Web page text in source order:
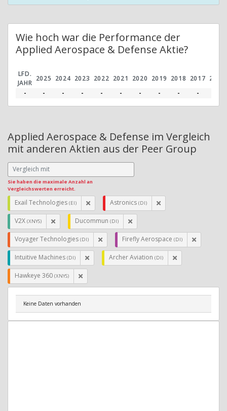
Wie hoch war die Performance der
Applied Aerospace & Defense Aktie?
LFD.
JAHR
2025 2024 2023 2022 2021 2020 2019 2018 2017 2016
-
- - - - - - - - -
Applied Aerospace & Defense im Vergleich
mit anderen Aktien aus der Peer Group
Sie haben die maximale Anzahl an
Vergleichswerten erreicht.
Exail Technologies (EI) Astronics (DI)
V2X (XNYS) Ducommun (DI)
Voyager Technologies (DI) Firefly Aerospace (DI)
Intuitive Machines (DI) Archer Aviation (DI)
Hawkeye 360 (XNYS)
Keine Daten vorhanden